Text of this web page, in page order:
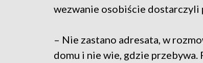
wezwanie osobiście dostarczyli
– Nie zastano adresata, w
domu i nie wie, gdzie przebywa.